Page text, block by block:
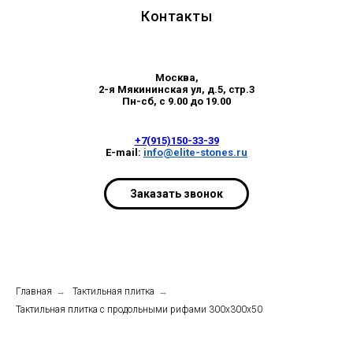
Контакты
Москва,
2-я Мякининская ул, д.5, стр.3
Пн-сб, с 9.00 до 19.00
+7(915)150-33-39
E-mail: info@elite-stones.ru
Заказать звонок
Главная → Тактильная плитка →
Тактильная плитка с продольными рифами 300х300х50